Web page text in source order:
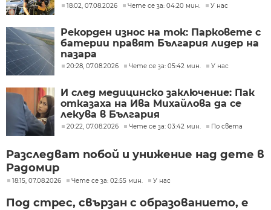
18:02, 07.08.2026 Чете се за: 04:20 мин. У нас
Рекорден износ на ток: Парковете с
батерии правят България лидер на
пазара
20:28, 07.08.2026 Чете се за: 05:42 мин. У нас
И след медицинско заключение: Пак
отказаха на Ива Михайлова да се
лекува в България
20:22, 07.08.2026 Чете се за: 03:42 мин. По света
Разследват побой и унижение над дете в
Радомир
18:15, 07.08.2026 Чете се за: 02:55 мин. У нас
Под стрес, свързан с образованието, е